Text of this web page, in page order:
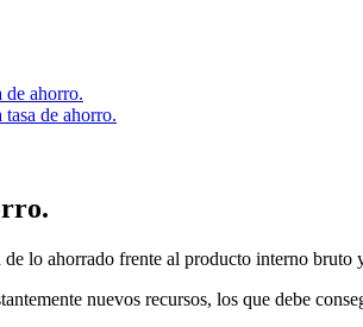
de ahorro.
de ahorro.
lo ahorrado frente al producto interno bruto
nuevos recursos, los que debe